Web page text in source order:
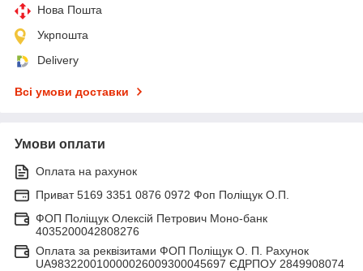
Нова Пошта
Укрпошта
Delivery
Всі умови доставки
Умови оплати
Оплата на рахунок
Приват 5169 3351 0876 0972 Фоп Поліщук О.П.
ФОП Поліщук Олексій Петрович Моно-банк
4035200042808276
Оплата за реквізитами ФОП Поліщук О. П. Рахунок
UA983220010000026009300045697 ЄДРПОУ 2849908074